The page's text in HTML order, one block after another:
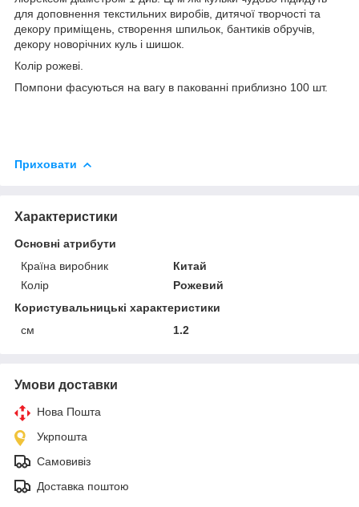
для доповнення текстильних виробів, дитячої творчості та
декору приміщень, створення шпильок, бантиків обручів,
декору новорічних куль і шишок.
Колір рожеві.
Помпони фасуються на вагу в пакованні приблизно 100 шт.
Приховати
Характеристики
Основні атрибути
Країна виробник
Китай
Колір
Рожевий
Користувальницькі характеристики
см
1.2
Умови доставки
Нова Пошта
Укрпошта
Самовивіз
Доставка поштою